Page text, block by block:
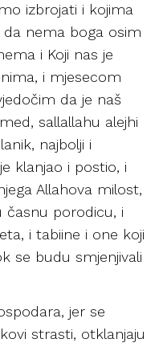
izbrojati i kojima
da nema boga osim
i Koji nas je
i mjesecom
da je naš
sallallahu alejhi
najbolji i
klanjao i postio, i
Allahova milost,
časnu porodicu, i
i tabiine i one koji
se budu smjenjivali
jer se
strasti, otklanjaju